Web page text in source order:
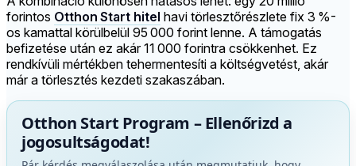
forintos Otthon Start hitel havi törlesztőrészlete fix 3 %-
os kamattal körülbelül 95 000 forint lenne. A támogatás
befizetése után ez akár 11 000 forintra csökkenhet. Ez
rendkívüli mértékben tehermentesíti a költségvetést, akár
már a törlesztés kezdeti szakaszában.
Otthon Start Program – Ellenőrizd a
jogosultságodat!